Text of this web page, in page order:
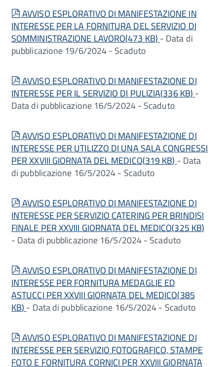
pdf
AVVISO ESPLORATIVO DI MANIFESTAZIONE IN
INTERESSE PER LA FORNITURA DEL SERVIZIO DI
SOMMINISTRAZIONE LAVORO(473 KB) - Data di
pubblicazione 19/6/2024 - Scaduto
pdf
AVVISO ESPLORATIVO DI MANIFESTAZIONE DI
INTERESSE PER IL SERVIZIO DI PULIZIA(336 KB) -
Data di pubblicazione 16/5/2024 - Scaduto
pdf
AVVISO ESPLORATIVO DI MANIFESTAZIONE DI
INTERESSE PER UTILIZZO DI UNA SALA CONGRESSI
PER XXVIII GIORNATA DEL MEDICO(319 KB) - Data
di pubblicazione 16/5/2024 - Scaduto
pdf
AVVISO ESPLORATIVO DI MANIFESTAZIONE DI
INTERESSE PER SERVIZIO CATERING PER BRINDISI
FINALE PER XXVIII GIORNATA DEL MEDICO(325 KB)
- Data di pubblicazione 16/5/2024 - Scaduto
pdf
AVVISO ESPLORATIVO DI MANIFESTAZIONE DI
INTERESSE PER FORNITURA MEDAGLIE ED
ASTUCCI PER XXVIII GIORNATA DEL MEDICO(385
KB) - Data di pubblicazione 16/5/2024 - Scaduto
pdf
AVVISO ESPLORATIVO DI MANIFESTAZIONE DI
INTERESSE PER SERVIZIO FOTOGRAFICO, STAMPE
FOTO E FORNITURA CORNICI PER XXVIII GIORNATA